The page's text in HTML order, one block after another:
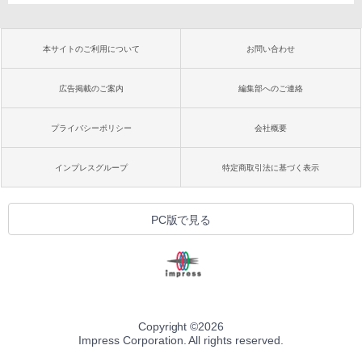
本サイトのご利用について お問い合わせ
広告掲載のご案内 編集部へのご連絡
プライバシーポリシー 会社概要
インプレスグループ 特定商取引法に基づく表示
PC版で見る
Copyright ©2026
Impress Corporation. All rights reserved.